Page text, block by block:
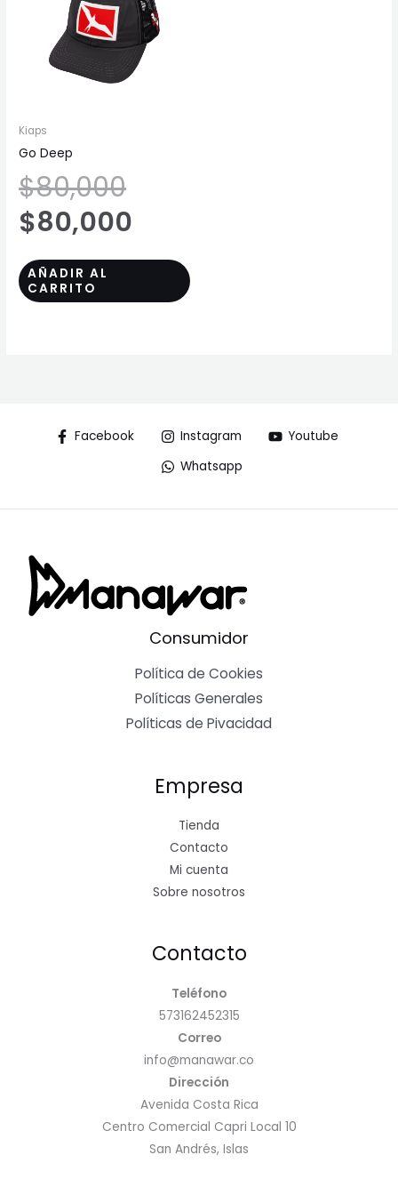
Kiaps
Go Deep
$80,000
original
era:
$80,000
actual
es:
AÑADIR AL
CARRITO
Facebook Instagram
Youtube
Whatsapp
Consumidor
Política de Cookies
Políticas Generales
Políticas de Pivacidad
Empresa
Tienda
Contacto
Mi cuenta
Sobre nosotros
Contacto
Teléfono
573162452315
Correo
info@manawar.co
Dirección
Avenida Costa Rica
Centro Comercial Capri Local 10
San Andrés, Islas